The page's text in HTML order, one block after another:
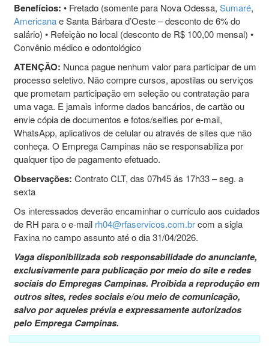
Benefícios: • Fretado (somente para Nova Odessa, Sumaré,
Americanae Santa Bárbara d’Oeste – desconto de 6% do
salário) • Refeição no local (desconto de R$ 100,00 mensal) •
Convênio médico e odontológico
ATENÇÃO: Nunca pague nenhum valor para participar de um
processo seletivo. Não compre cursos, apostilas ou serviços
que prometam participação em seleção ou contratação para
uma vaga. E jamais informe dados bancários, de cartão ou
envie cópia de documentos e fotos/selfies por e-mail,
WhatsApp, aplicativos de celular ou através de sites que não
conheça. O Emprega Campinas não se responsabiliza por
qualquer tipo de pagamento efetuado.
Observações: Contrato CLT, das 07h45 ás 17h33 – seg. a
sexta
Os interessados deverão encaminhar o currículo aos cuidados
de RH para o e-mail rh04@rfaservicos.com.brcom a sigla
Faxina no campo assunto até o dia 31/04/2026.
Vaga disponibilizada sob responsabilidade do anunciante,
exclusivamente para publicação por meio do site e redes
sociais do Empregas Campinas. Proibida a reprodução em
outros sites, redes sociais e/ou meio de comunicação,
salvo por aqueles prévia e expressamente autorizados
pelo Emprega Campinas.